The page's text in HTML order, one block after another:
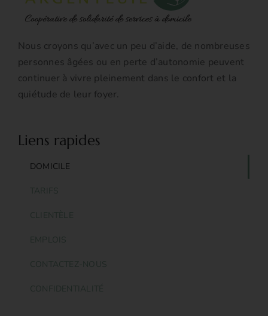
Nous croyons qu’avec un peu d’aide, de nombreuses
personnes âgées ou en perte d’autonomie peuvent
continuer à vivre pleinement dans le confort et la
quiétude de leur foyer.
Liens rapides
DOMICILE
TARIFS
CLIENTÈLE
EMPLOIS
CONTACTEZ-NOUS
CONFIDENTIALITÉ